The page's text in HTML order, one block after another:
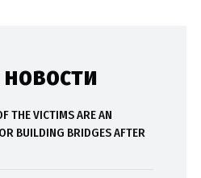
THE VICTIMS ARE AN
BUILDING BRIDGES AFTER